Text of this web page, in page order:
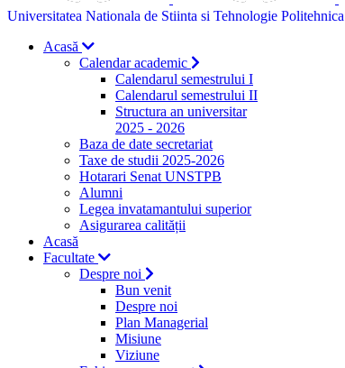
Universitatea Nationala de Stiinta si Tehnologie
Acasă
Calendar academic
Calendarul semestrului I
Calendarul semestrului II
Structura an universitar
2025 - 2026
Baza de date secretariat
Taxe de studii 2025-2026
Hotarari Senat UNSTPB
Alumni
Legea invatamantului superior
Asigurarea calității
Acasă
Facultate
Despre noi
Bun venit
Despre noi
Plan Managerial
Misiune
Viziune